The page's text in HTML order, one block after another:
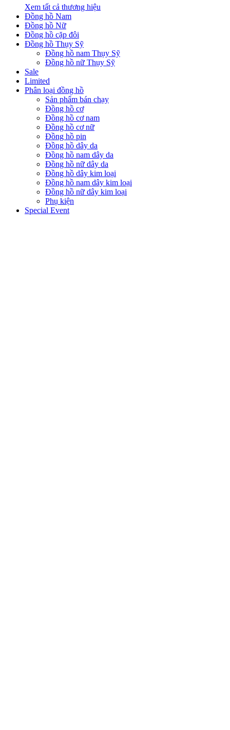
Xem tất cả thương hiệu
Đồng hồ Nam
Đồng hồ Nữ
Đồng hồ cặp đôi
Đồng hồ Thụy Sỹ
Đồng hồ nam Thụy Sỹ
Đồng hồ nữ Thụy Sỹ
Sale
Limited
Phân loại đồng hồ
Sản phẩm bán chạy
Đồng hồ cơ
Đồng hồ cơ nam
Đồng hồ cơ nữ
Đồng hồ pin
Đồng hồ dây da
Đồng hồ nam dây da
Đồng hồ nữ dây da
Đồng hồ dây kim loại
Đồng hồ nam dây kim loại
Đồng hồ nữ dây kim loại
Phụ kiện
Special Event